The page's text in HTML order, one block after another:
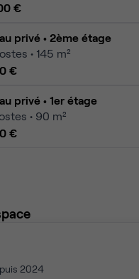
€
privé • 2ème étage
• 145 m²
€
privé • 1er étage
• 90 m²
€
2024